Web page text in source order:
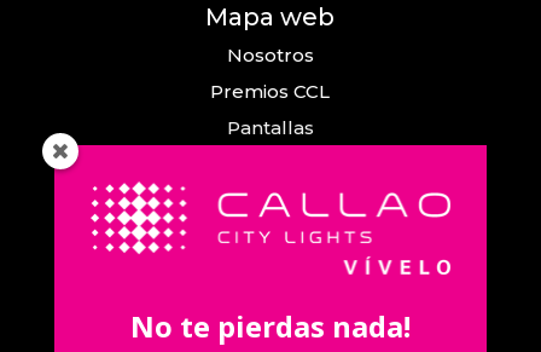
Mapa web
Nosotros
Premios CCL
Pantallas
Comunicación
Callao City Arts
Contacta con nosotros
No te pierdas nada!